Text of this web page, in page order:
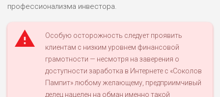
профессионализма инвестора.
Особую осторожность следует проявить
клиентам с низким уровнем финансовой
грамотности — несмотря на заверения о
доступности заработка в Интернете с «Соколов
Пампит» любому желающему, предприимчивый
делец нацелен на обман именно такой